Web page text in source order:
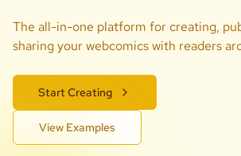
The all-in-one platform for creating,
sharing your webcomics with readers
Start Creating
View Examples